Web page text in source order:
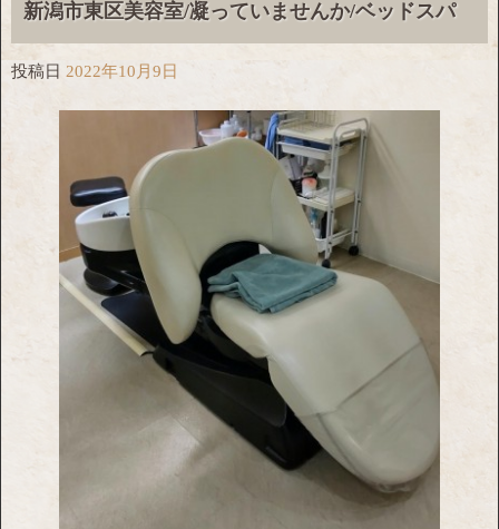
新潟市東区美容室/凝っていませんか/ベッドスパ
投稿日 2022年10月9日